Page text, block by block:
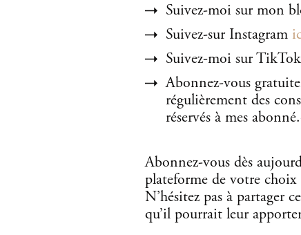
Suivez-moi sur mon
Suivez-sur Instagram
Suivez-moi sur TikTok
Abonnez-vous
régulièrement des
réservés à mes
Abonnez-vous dès
plateforme de votre
N’hésitez pas à partager
qu’il pourrait leur